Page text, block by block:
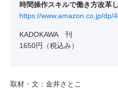
時間操作スキルで働き方改革
https://www.amazon.co.jp/dp/
KADOKAWA 刊
1650円（税込み）
取材・文：金井さとこ